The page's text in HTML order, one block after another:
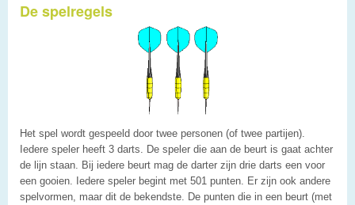
De spelregels
Het spel wordt gespeeld door twee personen (of twee partijen).
Iedere speler heeft 3 darts. De speler die aan de beurt is gaat achter
de lijn staan. Bij iedere beurt mag de darter zijn drie darts een voor
een gooien. Iedere speler begint met 501 punten. Er zijn ook andere
spelvormen, maar dit de bekendste. De punten die in een beurt (met